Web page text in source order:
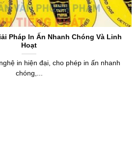
Pháp In Ấn Nhanh Chóng Và Linh
Hoạt
in hiện đại, cho phép in ấn nhanh
chóng,...